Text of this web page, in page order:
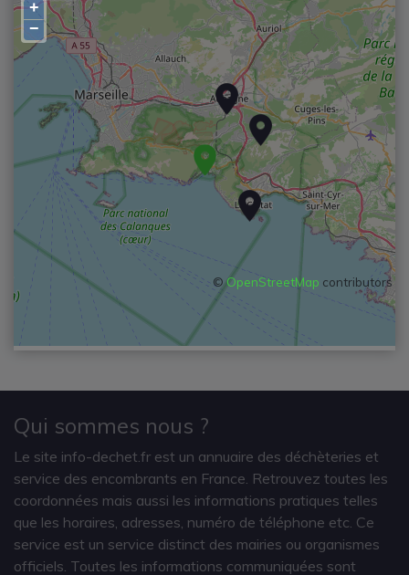
+
−
©OpenStreetMap contributors
Qui sommes nous ?
Le site info-dechet.fr est un annuaire des déchèteries et
service des encombrants en France. Retrouvez toutes les
coordonnées mais aussi les informations pratiques telles
que les horaires, adresses, numéro de téléphone etc. Ce
service est un service distinct des mairies ou organismes
officiels. Toutes les informations communiquées sont